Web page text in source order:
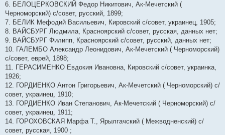
6. БЕЛОЦЕРКОВСКИЙ Федор Никитович, Ак-Мечетский (
Черноморский) с/совет, русский, 1899;
7. БЕЛИК Мефодий Васильевич, Кировский с/совет, украинец, 1905;
8. ВАЙСБУРГ Людмила, Красноярский с/совет, русская, данных нет;
9. ВАЙСБУРГ Филипп, Красноярский с/совет, русский, данных нет;
10. ГАЛЕМБО Александр Леонидович, Ак-Мечетский ( Черноморский)
с/совет, еврей, 1898;
11. ГЕРАСИМЕНКО Евдокия Ивановна, Кировский с/совет, украинка,
1926;
12. ГОРДИЕНКО Антон Григорьевич, Ак-Мечетский ( Черноморский) с/
совет, украинец, 1910;
13. ГОРДИЕНКО Иван Степанович, Ак-Мечетский ( Черноморский) с/
совет, украинец, 1911;
14. ГОРОХОВСКАЯ Марфа Т., Ярылгачский ( Межводненский) с/
совет, русская, 1900 ;